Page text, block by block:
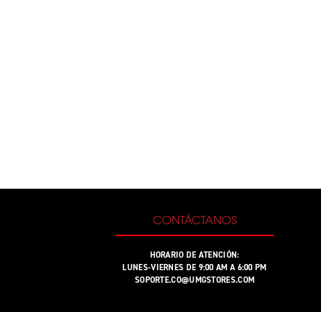
CONTÁCTANOS
HORARIO DE ATENCIÓN:
LUNES-VIERNES DE 9:00 AM A 6:00 PM
SOPORTE.CO@UMGSTORES.COM